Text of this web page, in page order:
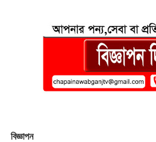
বিজ্ঞাপন